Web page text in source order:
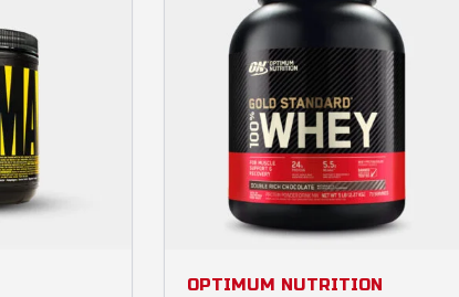
OPTIMUM NUTRITION